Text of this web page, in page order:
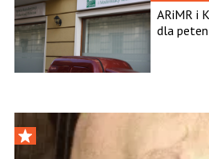
ARiMR i
dla